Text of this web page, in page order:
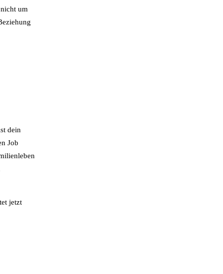
um
dein
Job
jetzt